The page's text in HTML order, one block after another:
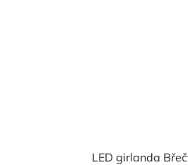
LED girlanda